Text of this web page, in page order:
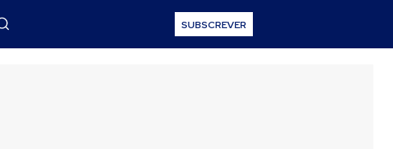
SUBSCREVER